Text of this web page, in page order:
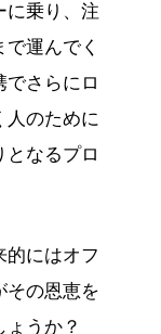
に乗り、注
運んでく
さらにロ
人のために
なるプロ
的にはオフ
その恩恵を
うか？